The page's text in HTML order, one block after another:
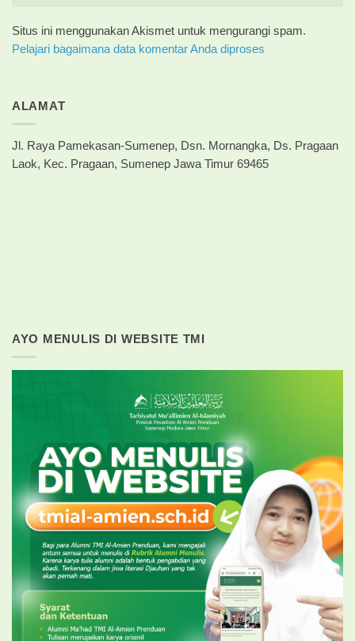
Situs ini menggunakan Akismet untuk mengurangi spam.
Pelajari bagaimana data komentar Anda diproses
ALAMAT
Jl. Raya Pamekasan-Sumenep, Dsn. Mornangka, Ds. Pragaan
Laok, Kec. Pragaan, Sumenep Jawa Timur 69465
AYO MENULIS DI WEBSITE TMI